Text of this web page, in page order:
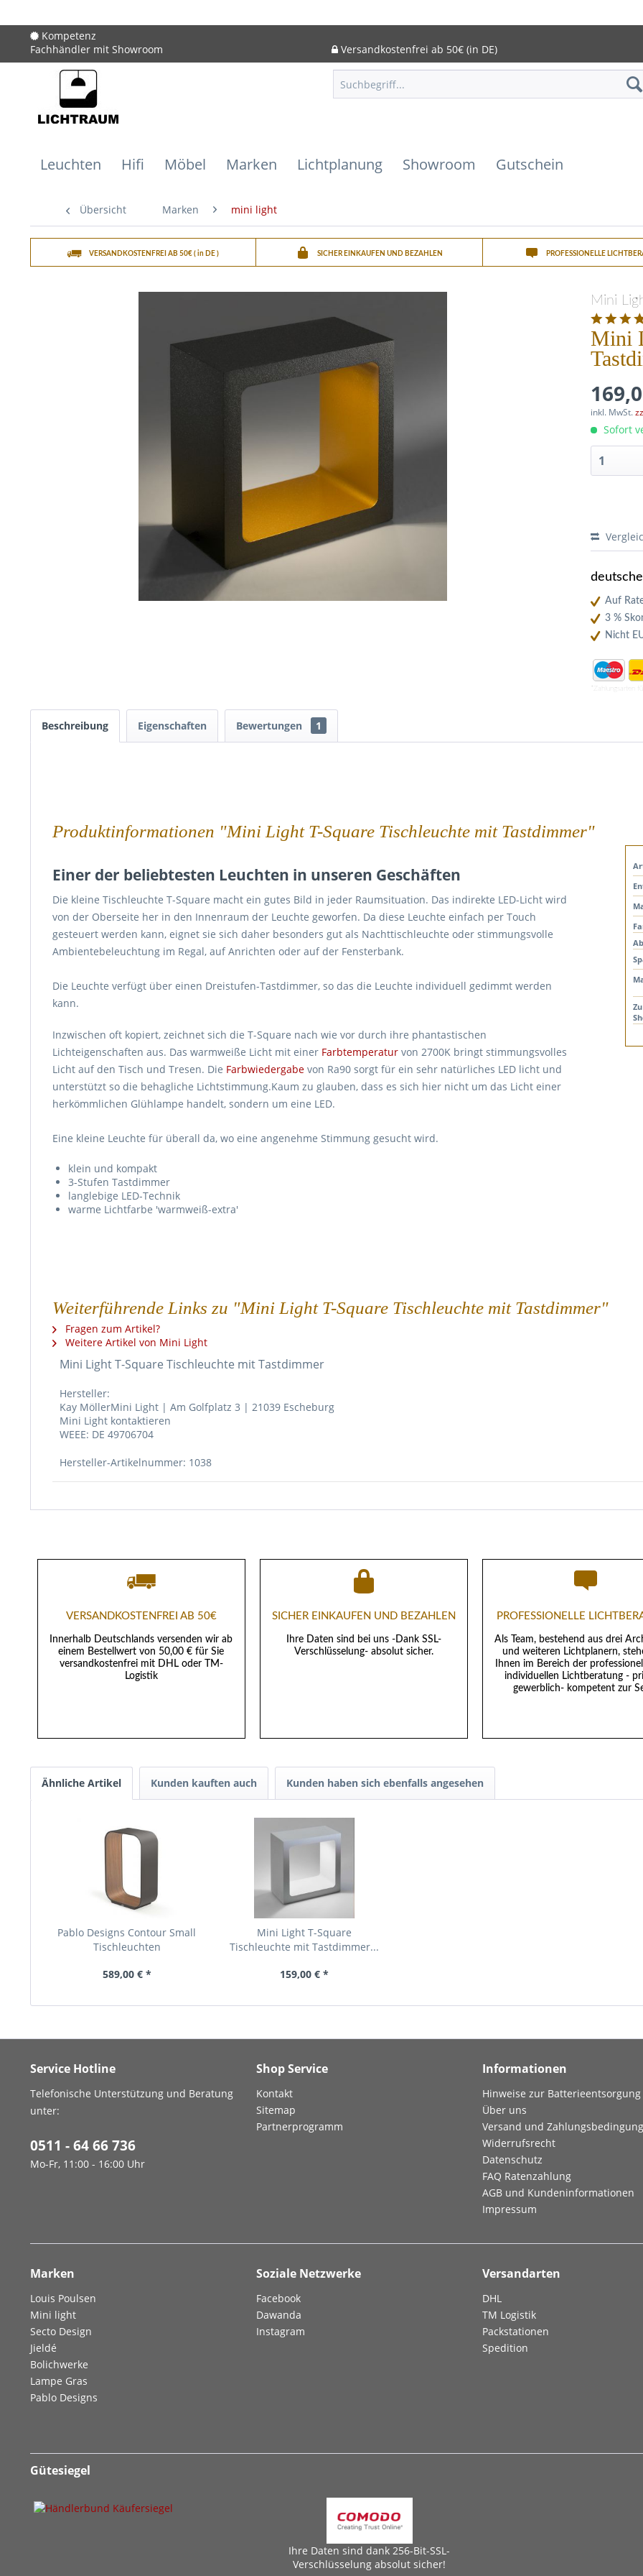
Kompetenz
Fachhändler mit Showroom
Versandkostenfrei ab 50€ (in DE)
Leuchten Hifi Möbel Marken Lichtplanung Showroom Gutschein
Übersicht Marken mini light
VERSANDKOSTENFREI AB 50€ ( in DE ) SICHER EINKAUFEN UND BEZAHLEN PROFESSIONELLE
Mini
Mini
inkl. MwSt.
Sofort
Auf
3 %
Nicht
*Zahlungsarten
Beschreibung Eigenschaften Bewertungen 1
Produktinformationen "Mini Light T-Square Tischleuchte mit Tastdimmer"
Einer der beliebtesten Leuchten in unseren Geschäften
Die kleine Tischleuchte T-Square macht ein gutes Bild in jeder Raumsituation. Das indirekte LED-Licht wird
von der Oberseite her in den Innenraum der Leuchte geworfen. Da diese Leuchte einfach per Touch
gesteuert werden kann, eignet sie sich daher besonders gut als Nachttischleuchte oder stimmungsvolle
Ambientebeleuchtung im Regal, auf Anrichten oder auf der Fensterbank.
Die Leuchte verfügt über einen Dreistufen-Tastdimmer, so das die Leuchte individuell gedimmt werden
kann.
Inzwischen oft kopiert, zeichnet sich die T-Square nach wie vor durch ihre phantastischen
Lichteigenschaften aus. Das warmweiße Licht mit einer Farbtemperatur von 2700K bringt stimmungsvolles
Licht auf den Tisch und Tresen. Die Farbwiedergabe von Ra90 sorgt für ein sehr natürliches LED licht und
unterstützt so die behagliche Lichtstimmung.Kaum zu glauben, dass es sich hier nicht um das Licht einer
herkömmlichen Glühlampe handelt, sondern um eine LED.
Eine kleine Leuchte für überall da, wo eine angenehme Stimmung gesucht wird.
klein und kompakt
3-Stufen Tastdimmer
langlebige LED-Technik
warme Lichtfarbe 'warmweiß-extra'
Weiterführende Links zu "Mini Light T-Square Tischleuchte mit Tastdimmer"
Fragen zum Artikel?
Weitere Artikel von Mini Light
Mini Light T-Square Tischleuchte mit Tastdimmer
Hersteller:
Kay MöllerMini Light | Am Golfplatz 3 | 21039 Escheburg
Mini Light kontaktieren
WEEE: DE 49706704
Hersteller-Artikelnummer: 1038
VERSANDKOSTENFREI AB 50€
Innerhalb Deutschlands versenden wir ab
einem Bestellwert von 50,00 € für Sie
versandkostenfrei mit DHL oder TM-
Logistik
SICHER EINKAUFEN UND BEZAHLEN
Ihre Daten sind bei uns -Dank SSL-
Verschlüsselung- absolut sicher.
PROFESSIONELLE
Als Team, bestehend aus drei
und weiteren Lichtplanern,
Ihnen im Bereich der
individuellen Lichtberatung -
gewerblich- kompetent zur
Ähnliche Artikel Kunden kauften auch Kunden haben sich ebenfalls angesehen
Pablo Designs Contour Small
Tischleuchten
589,00 € *
Mini Light T-Square
Tischleuchte mit Tastdimmer...
159,00 € *
Service Hotline
Telefonische Unterstützung und Beratung
unter:
0511 - 64 66 736
Mo-Fr, 11:00 - 16:00 Uhr
Shop Service
Kontakt
Sitemap
Partnerprogramm
Informationen
Hinweise zur Batterieentsorgung
Über uns
Versand und
Widerrufsrecht
Datenschutz
FAQ Ratenzahlung
AGB und Kundeninformationen
Impressum
Marken
Louis Poulsen
Mini light
Secto Design
Jieldé
Bolichwerke
Lampe Gras
Pablo Designs
Soziale Netzwerke
Facebook
Dawanda
Instagram
Versandarten
DHL
TM Logistik
Packstationen
Spedition
Gütesiegel
Ihre Daten sind dank 256-Bit-SSL-
Verschlüsselung absolut sicher!